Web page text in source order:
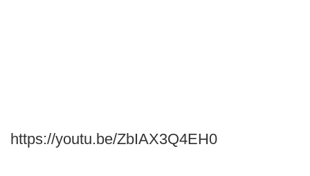
https://youtu.be/ZbIAX3Q4EH0